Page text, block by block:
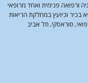
ורפואה פנימית ואחד מרופאי
וכיועץ במחלקת הריאות
סוראסקי, תל אביב